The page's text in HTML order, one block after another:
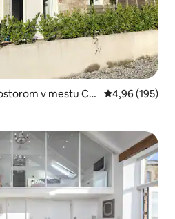
v mestu Co
Povprečna
4,96 (195)
z značko »Izbira gostov«